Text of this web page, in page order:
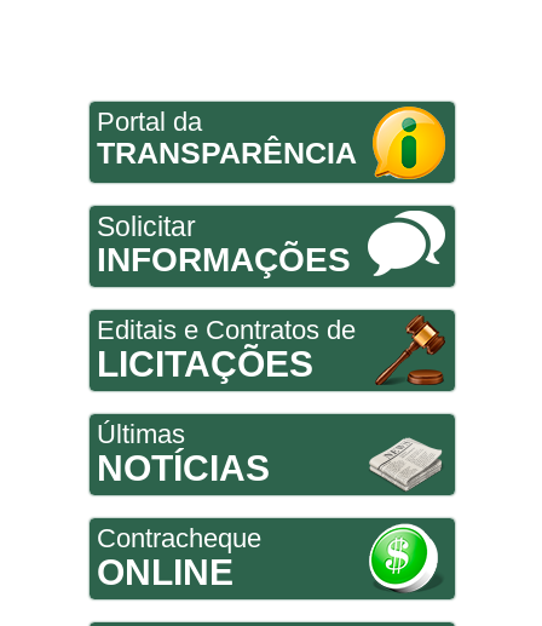
Portal da
TRANSPARÊNCIA
Solicitar
INFORMAÇÕES
Editais e Contratos de
LICITAÇÕES
Últimas
NOTÍCIAS
Contracheque
ONLINE